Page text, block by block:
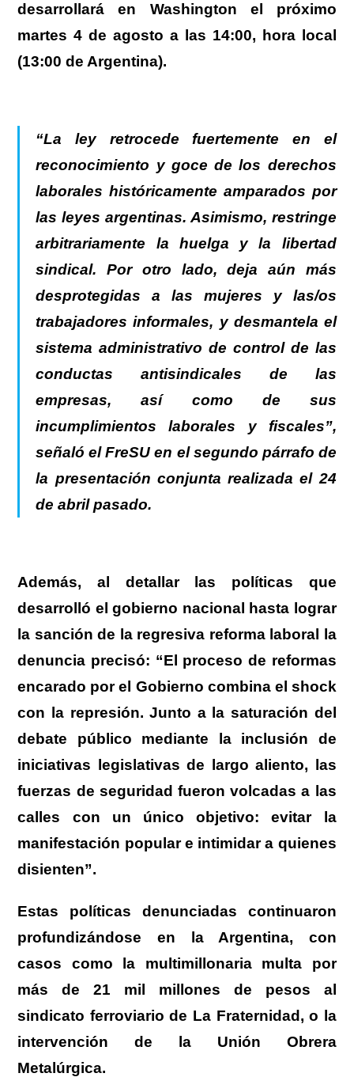
desarrollará en Washington el próximo
martes 4 de agosto a las 14:00, hora local
(13:00 de Argentina).
“La ley retrocede fuertemente en el
reconocimiento y goce de los derechos
laborales históricamente amparados por
las leyes argentinas. Asimismo, restringe
arbitrariamente la huelga y la libertad
sindical. Por otro lado, deja aún más
desprotegidas a las mujeres y las/os
trabajadores informales, y desmantela el
sistema administrativo de control de las
conductas antisindicales de las
empresas, así como de sus
incumplimientos laborales y fiscales”,
señaló el FreSU en el segundo párrafo de
la presentación conjunta realizada el 24
de abril pasado.
Además, al detallar las políticas que
desarrolló el gobierno nacional hasta lograr
la sanción de la regresiva reforma laboral la
denuncia precisó: “El proceso de reformas
encarado por el Gobierno combina el shock
con la represión. Junto a la saturación del
debate público mediante la inclusión de
iniciativas legislativas de largo aliento, las
fuerzas de seguridad fueron volcadas a las
calles con un único objetivo: evitar la
manifestación popular e intimidar a quienes
disienten”.
Estas políticas denunciadas continuaron
profundizándose en la Argentina, con
casos como la multimillonaria multa por
más de 21 mil millones de pesos al
sindicato ferroviario de La Fraternidad, o la
intervención de la Unión Obrera
Metalúrgica.